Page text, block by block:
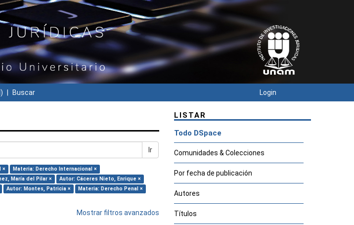
Buscar Login
Ir
×
Materia: Derecho Internacional ×
María del Pilar ×
Autor: Cáceres Nieto, Enrique ×
Autor: Montes, Patricia ×
Materia: Derecho Penal ×
Mostrar filtros avanzados
LISTAR
Todo DSpace
Comunidades & Colecciones
Por fecha de publicación
Autores
Títulos